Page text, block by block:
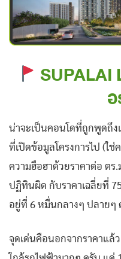
SUPALAI
น่าจะเป็นคอนโดที่ถูกพูดถึง
ที่เปิดข้อมูลโครงการไป (ใช่
ความฮือฮาด้วยราคาต่อ ต
ปฏิทินผิด กับราคาเฉลี่ยที่
อยู่ที่ 6 หมื่นกลางๆ ปลายๆ
จุดเด่นคือนอกจากราคาแล้